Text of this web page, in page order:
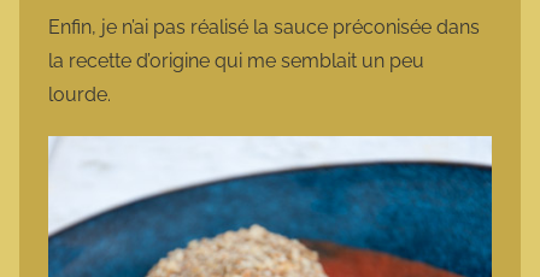
Enfin, je n’ai pas réalisé la sauce préconisée dans
la recette d’origine qui me semblait un peu
lourde.